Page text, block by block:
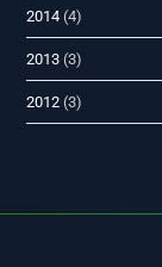
2014 (4)
2013 (3)
2012 (3)